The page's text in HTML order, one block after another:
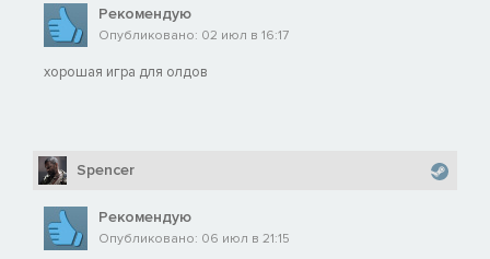
Рекомендую
Опубликовано: 02 июл в 16:17
хорошая игра для олдов
Spencer
Рекомендую
Опубликовано: 06 июл в 21:15